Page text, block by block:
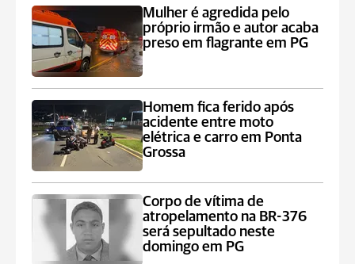
Mulher é agredida pelo
próprio irmão e autor acaba
preso em flagrante em PG
Homem fica ferido após
acidente entre moto
elétrica e carro em Ponta
Grossa
Corpo de vítima de
atropelamento na BR-376
será sepultado neste
domingo em PG